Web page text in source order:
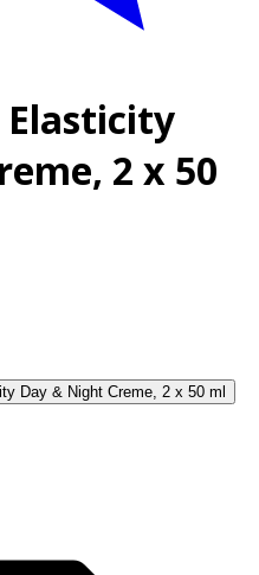
Elasticity
2 x 50
Day & Night Creme, 2 x 50 ml